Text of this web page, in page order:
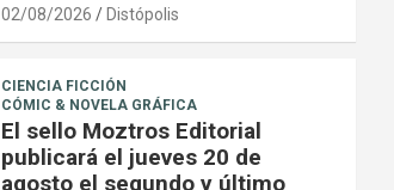
02/08/2026 Distópolis
CIENCIA FICCIÓN
CÓMIC & NOVELA GRÁFICA
El sello Moztros Editorial
publicará el jueves 20 de
agosto el segundo y último